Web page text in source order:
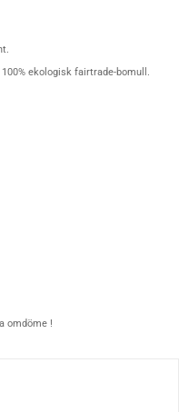
ekologisk fairtrade-bomull.
omdöme !